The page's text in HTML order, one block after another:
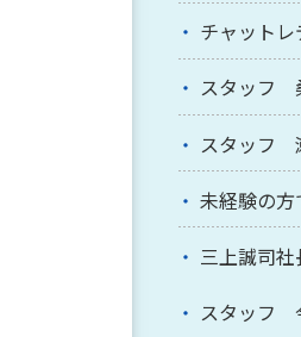
チャット
スタッフ
スタッフ
未経験の
三上誠司
スタッフ